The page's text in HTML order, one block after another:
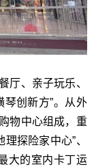
厅、亲子玩乐、
琴创新方”。从外
物中心组成，重
探险家中心”、
大的室内卡丁运